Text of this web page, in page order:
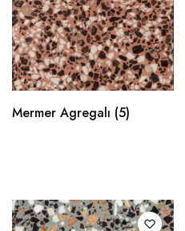
Mermer Agregalı (5)